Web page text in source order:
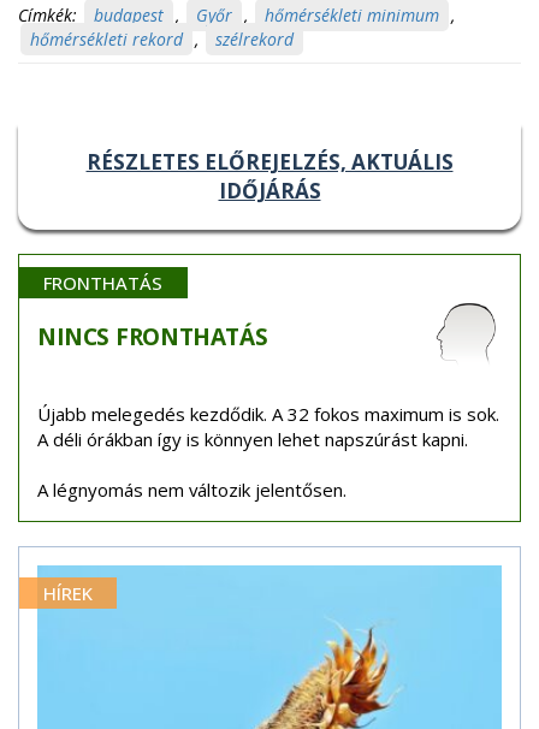
Címkék: budapest , Győr , hőmérsékleti minimum ,
hőmérsékleti rekord , szélrekord
RÉSZLETES ELŐREJELZÉS, AKTUÁLIS
IDŐJÁRÁS
FRONTHATÁS
NINCS FRONTHATÁS
Újabb melegedés kezdődik. A 32 fokos maximum is sok.
A déli órákban így is könnyen lehet napszúrást kapni.
A légnyomás nem változik jelentősen.
HÍREK